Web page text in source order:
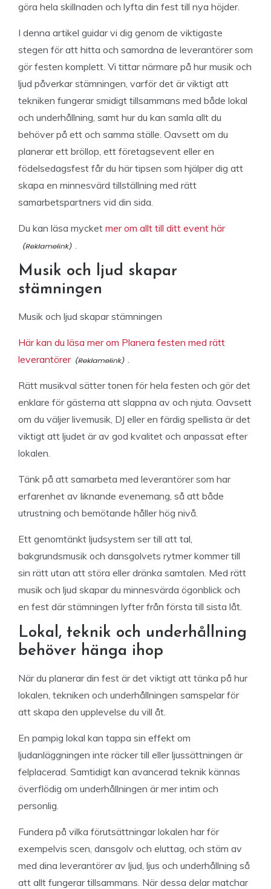
göra hela skillnaden och lyfta din fest till nya höjder.
I denna artikel guidar vi dig genom de viktigaste
stegen för att hitta och samordna de leverantörer som
gör festen komplett. Vi tittar närmare på hur musik och
ljud påverkar stämningen, varför det är viktigt att
tekniken fungerar smidigt tillsammans med både lokal
och underhållning, samt hur du kan samla allt du
behöver på ett och samma ställe. Oavsett om du
planerar ett bröllop, ett företagsevent eller en
födelsedagsfest får du här tipsen som hjälper dig att
skapa en minnesvärd tillställning med rätt
samarbetspartners vid din sida.
Du kan läsa mycket mer om allt till ditt event här
.
Musik och ljud skapar
stämningen
Musik och ljud skapar stämningen
Här kan du läsa mer om Planera festen med rätt
leverantörer
.
Rätt musikval sätter tonen för hela festen och gör det
enklare för gästerna att slappna av och njuta. Oavsett
om du väljer livemusik, DJ eller en färdig spellista är det
viktigt att ljudet är av god kvalitet och anpassat efter
lokalen.
Tänk på att samarbeta med leverantörer som har
erfarenhet av liknande evenemang, så att både
utrustning och bemötande håller hög nivå.
Ett genomtänkt ljudsystem ser till att tal,
bakgrundsmusik och dansgolvets rytmer kommer till
sin rätt utan att störa eller dränka samtalen. Med rätt
musik och ljud skapar du minnesvärda ögonblick och
en fest där stämningen lyfter från första till sista låt.
Lokal, teknik och underhållning
behöver hänga ihop
När du planerar din fest är det viktigt att tänka på hur
lokalen, tekniken och underhållningen samspelar för
att skapa den upplevelse du vill åt.
En pampig lokal kan tappa sin effekt om
ljudanläggningen inte räcker till eller ljussättningen är
felplacerad. Samtidigt kan avancerad teknik kännas
överflödig om underhållningen är mer intim och
personlig.
Fundera på vilka förutsättningar lokalen har för
exempelvis scen, dansgolv och eluttag, och stäm av
med dina leverantörer av ljud, ljus och underhållning så
att allt fungerar tillsammans. När dessa delar matchar